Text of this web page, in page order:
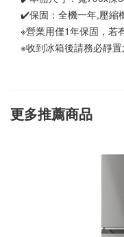
✔️保固：全機一年,壓縮
※營業用僅1年保固，若
※收到冰箱後請務必靜
更多推薦商品